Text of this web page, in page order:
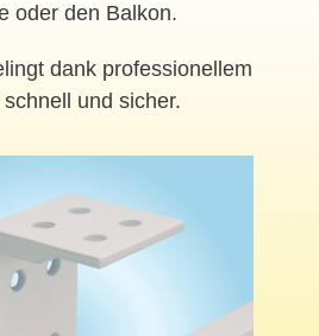
oder den Balkon.
dank professionellem
und sicher.